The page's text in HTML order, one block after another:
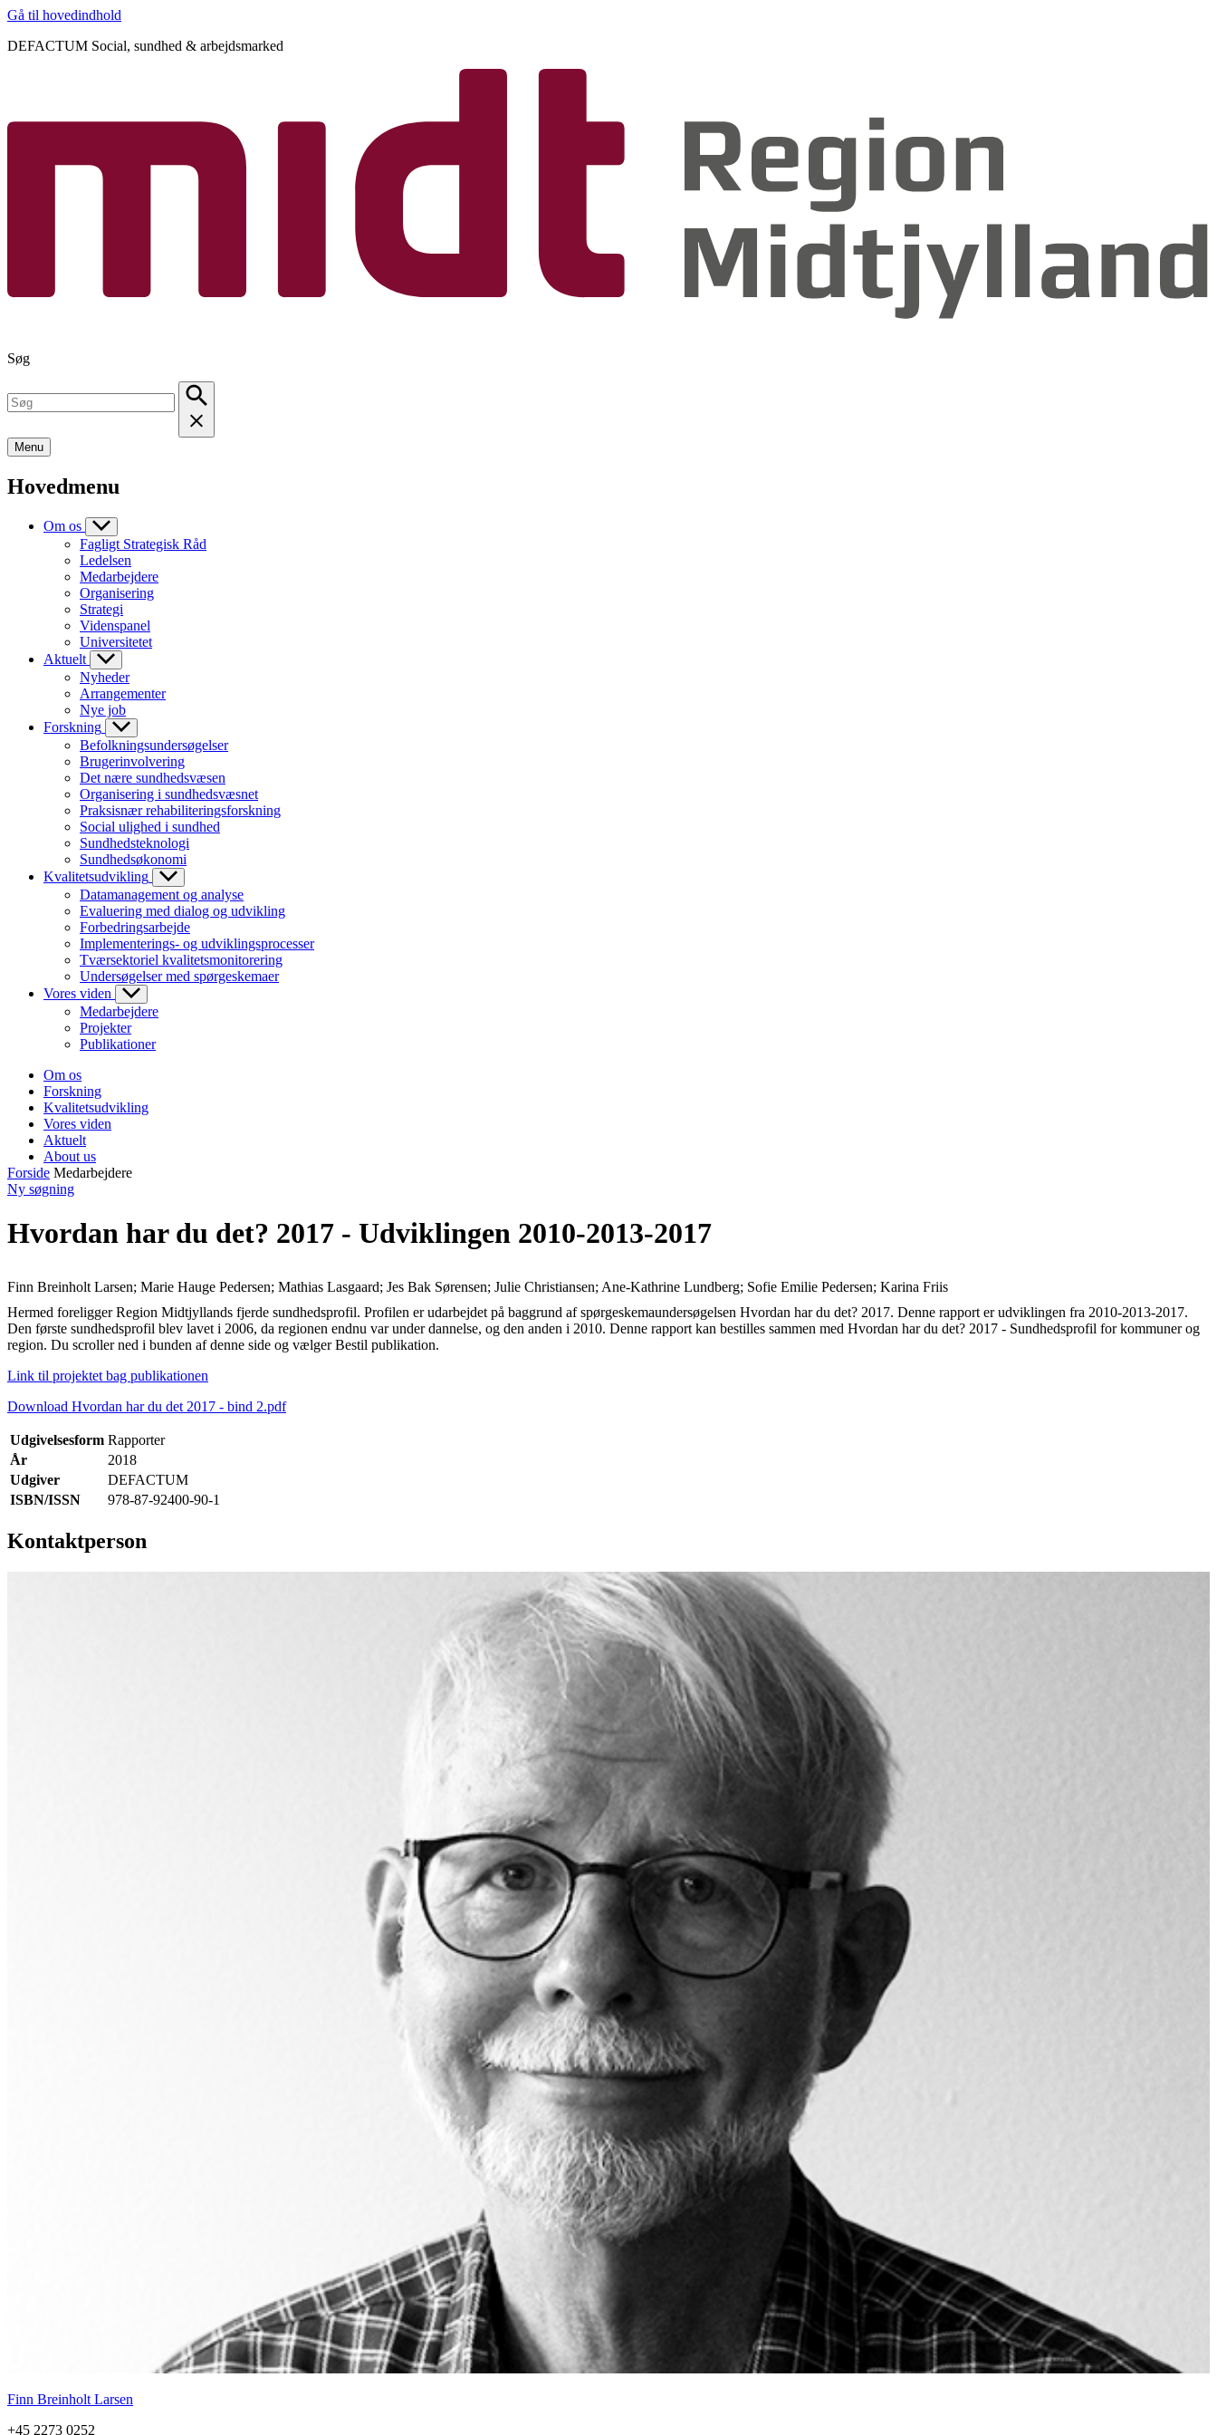
Gå til hovedindhold
DEFACTUM Social, sundhed & arbejdsmarked
Søg
Menu
Hovedmenu
Om os
Fagligt Strategisk Råd
Ledelsen
Medarbejdere
Organisering
Strategi
Videnspanel
Universitetet
Aktuelt
Nyheder
Arrangementer
Nye job
Forskning
Befolkningsundersøgelser
Brugerinvolvering
Det nære sundhedsvæsen
Organisering i sundhedsvæsnet
Praksisnær rehabiliteringsforskning
Social ulighed i sundhed
Sundhedsteknologi
Sundhedsøkonomi
Kvalitetsudvikling
Datamanagement og analyse
Evaluering med dialog og udvikling
Forbedringsarbejde
Implementerings- og udviklingsprocesser
Tværsektoriel kvalitetsmonitorering
Undersøgelser med spørgeskemaer
Vores viden
Medarbejdere
Projekter
Publikationer
Om os
Forskning
Kvalitetsudvikling
Vores viden
Aktuelt
About us
Forside Medarbejdere
Ny søgning
Hvordan har du det? 2017 - Udviklingen 2010-2013-2017
Finn Breinholt Larsen; Marie Hauge Pedersen; Mathias Lasgaard; Jes Bak Sørensen; Julie Christiansen; Ane-Kathrine Lundberg; Sofie Emilie Pedersen; Karina Friis
Hermed foreligger Region Midtjyllands fjerde sundhedsprofil. Profilen er udarbejdet på baggrund af spørgeskemaundersøgelsen Hvordan har du det? 2017. Denne rapport er udviklingen fra 2010-2013-2017.
Den første sundhedsprofil blev lavet i 2006, da regionen endnu var under dannelse, og den anden i 2010. Denne rapport kan bestilles sammen med Hvordan har du det? 2017 - Sundhedsprofil for kommuner og
region. Du scroller ned i bunden af denne side og vælger Bestil publikation.
Link til projektet bag publikationen
Download Hvordan har du det 2017 - bind 2.pdf
Udgivelsesform Rapporter
År
2018
Udgiver
DEFACTUM
ISBN/ISSN
978-87-92400-90-1
Kontaktperson
Finn Breinholt Larsen
+45 2273 0252